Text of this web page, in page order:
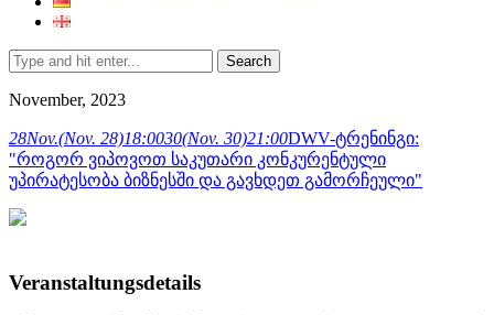
Search
November, 2023
28Nov.(Nov. 28)18:0030(Nov. 30)21:00DWV-ტრენინგი:
"როგორ ვიპოვოთ საკუთარი კონკურენტული
უპირატესობა ბიზნესში და გავხდეთ გამორჩეული"
Veranstaltungsdetails